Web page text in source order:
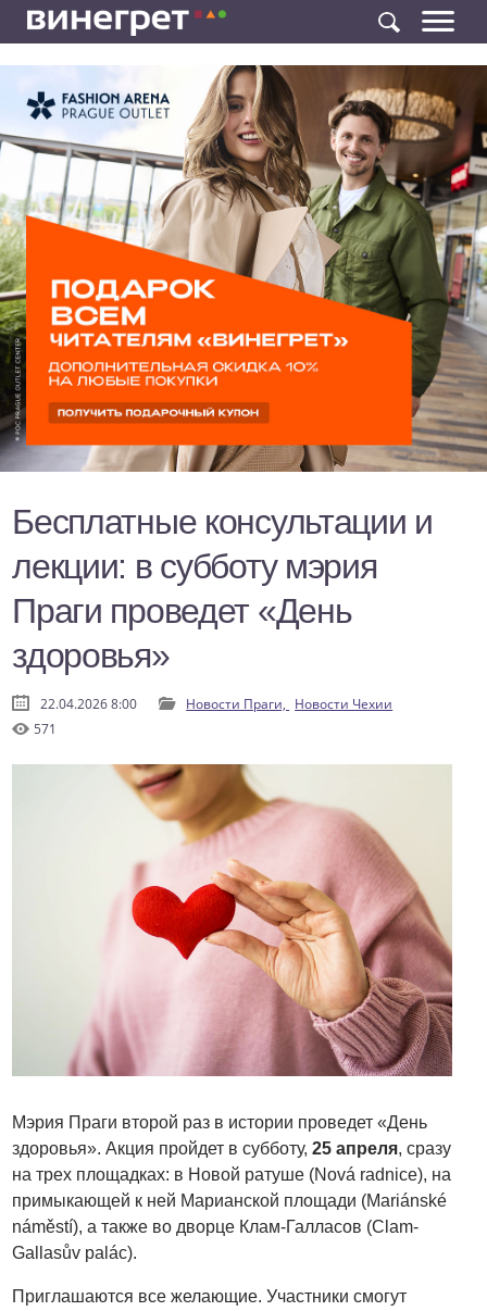
Бесплатные консультации и
лекции: в субботу мэрия
Праги проведет «День
здоровья»
22.04.2026 8:00 Новости Праги, Новости Чехии
571
Мэрия Праги второй раз в истории проведет «День
здоровья». Акция пройдет в субботу,25 апреля, сразу
на трех площадках: в Новой ратуше (Nová radnice), на
примыкающей к ней Марианской площади (Mariánské
náměstí), а также во дворце Клам-Галласов (Clam-
Gallasův palác).
Приглашаются все желающие. Участники смогут